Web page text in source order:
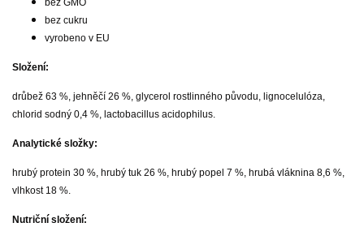
bez GMO
bez cukru
vyrobeno v EU
Složení:
drůbež 63 %, jehněčí 26 %, glycerol rostlinného původu, lignocelulóza,
chlorid sodný 0,4 %, lactobacillus acidophilus.
Analytické složky:
hrubý protein 30 %, hrubý tuk 26 %, hrubý popel 7 %, hrubá vláknina 8,6 %,
vlhkost 18 %.
Nutriční složení: